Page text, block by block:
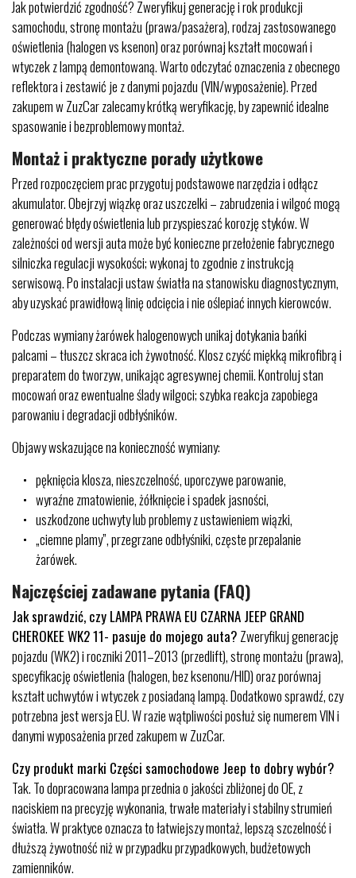
Jak potwierdzić zgodność? Zweryfikuj generację i rok produkcji
samochodu, stronę montażu (prawa/pasażera), rodzaj zastosowanego
oświetlenia (halogen vs ksenon) oraz porównaj kształt mocowań i
wtyczek z lampą demontowaną. Warto odczytać oznaczenia z obecnego
reflektora i zestawić je z danymi pojazdu (VIN/wyposażenie). Przed
zakupem w ZuzCar zalecamy krótką weryfikację, by zapewnić idealne
spasowanie i bezproblemowy montaż.
Montaż i praktyczne porady użytkowe
Przed rozpoczęciem prac przygotuj podstawowe narzędzia i odłącz
akumulator. Obejrzyj wiązkę oraz uszczelki – zabrudzenia i wilgoć mogą
generować błędy oświetlenia lub przyspieszać korozję styków. W
zależności od wersji auta może być konieczne przełożenie fabrycznego
silniczka regulacji wysokości; wykonaj to zgodnie z instrukcją
serwisową. Po instalacji ustaw światła na stanowisku diagnostycznym,
aby uzyskać prawidłową linię odcięcia i nie oślepiać innych kierowców.
Podczas wymiany żarówek halogenowych unikaj dotykania bańki
palcami – tłuszcz skraca ich żywotność. Klosz czyść miękką mikrofibrą i
preparatem do tworzyw, unikając agresywnej chemii. Kontroluj stan
mocowań oraz ewentualne ślady wilgoci; szybka reakcja zapobiega
parowaniu i degradacji odbłyśników.
Objawy wskazujące na konieczność wymiany:
pęknięcia klosza, nieszczelność, uporczywe parowanie,
wyraźne zmatowienie, żółknięcie i spadek jasności,
uszkodzone uchwyty lub problemy z ustawieniem wiązki,
„ciemne plamy”, przegrzane odbłyśniki, częste przepalanie
żarówek.
Najczęściej zadawane pytania (FAQ)
Jak sprawdzić, czy LAMPA PRAWA EU CZARNA JEEP GRAND
CHEROKEE WK2 11- pasuje do mojego auta? Zweryfikuj generację
pojazdu (WK2) i roczniki 2011–2013 (przedlift), stronę montażu (prawa),
specyfikację oświetlenia (halogen, bez ksenonu/HID) oraz porównaj
kształt uchwytów i wtyczek z posiadaną lampą. Dodatkowo sprawdź, czy
potrzebna jest wersja EU. W razie wątpliwości posłuż się numerem VIN i
danymi wyposażenia przed zakupem w ZuzCar.
Czy produkt marki Części samochodowe Jeep to dobry wybór?
Tak. To dopracowana lampa przednia o jakości zbliżonej do OE, z
naciskiem na precyzję wykonania, trwałe materiały i stabilny strumień
światła. W praktyce oznacza to łatwiejszy montaż, lepszą szczelność i
dłuższą żywotność niż w przypadku przypadkowych, budżetowych
zamienników.